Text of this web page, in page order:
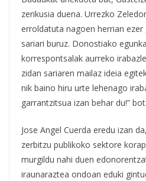
zerikusia duena. Urrezko
erroldatuta nagoen herrian ezer
sariari buruz. Donostiako
korrespontsalak aurreko
zidan sariaren mailaz ideia
nik baino hiru urte lehenago
garrantzitsua izan behar du!”
Jose Angel Cuerda eredu izan
zerbitzu publikoko sektore
murgildu nahi duen
iraunaraztea ondoan eduki